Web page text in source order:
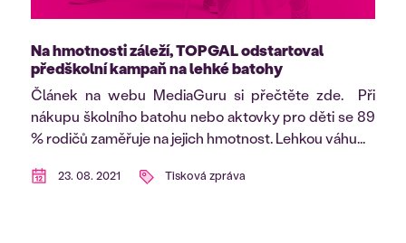
Na hmotnosti záleží, TOPGAL odstartoval
předškolní kampaň na lehké batohy
Článek na webu MediaGuru si přečtěte zde. Při
nákupu školního batohu nebo aktovky pro děti se 89
% rodičů zaměřuje na jejich hmotnost. Lehkou váhu...
23. 08. 2021 Tisková zpráva